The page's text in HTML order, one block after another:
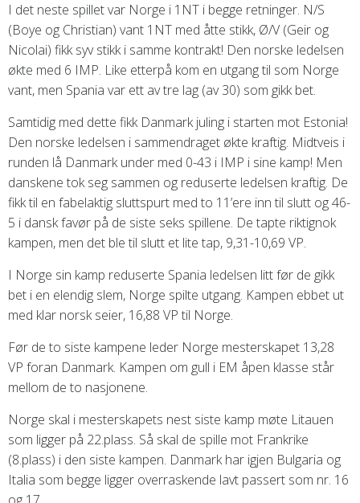
I det neste spillet var Norge i 1NT i begge retninger. N/S
(Boye og Christian) vant 1NT med åtte stikk, Ø/V (Geir og
Nicolai) fikk syv stikk i samme kontrakt! Den norske ledelsen
økte med 6 IMP. Like etterpå kom en utgang til som Norge
vant, men Spania var ett av tre lag (av 30) som gikk bet.
Samtidig med dette fikk Danmark juling i starten mot Estonia!
Den norske ledelsen i sammendraget økte kraftig. Midtveis i
runden lå Danmark under med 0-43 i IMP i sine kamp! Men
danskene tok seg sammen og reduserte ledelsen kraftig. De
fikk til en fabelaktig sluttspurt med to 11’ere inn til slutt og 46-
5 i dansk favør på de siste seks spillene. De tapte riktignok
kampen, men det ble til slutt et lite tap, 9,31-10,69 VP.
I Norge sin kamp reduserte Spania ledelsen litt før de gikk
bet i en elendig slem, Norge spilte utgang. Kampen ebbet ut
med klar norsk seier, 16,88 VP til Norge.
Før de to siste kampene leder Norge mesterskapet 13,28
VP foran Danmark. Kampen om gull i EM åpen klasse står
mellom de to nasjonene.
Norge skal i mesterskapets nest siste kamp møte Litauen
som ligger på 22.plass. Så skal de spille mot Frankrike
(8.plass) i den siste kampen. Danmark har igjen Bulgaria og
Italia som begge ligger overraskende lavt passert som nr. 16